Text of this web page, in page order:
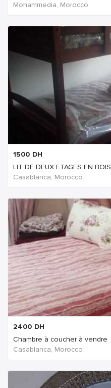
Mohammedia, Morocco
1500 DH
LIT DE DEUX ETAGES EN BOIS
Casablanca, Morocco
2400 DH
Chambre à coucher à vendre
Casablanca, Morocco